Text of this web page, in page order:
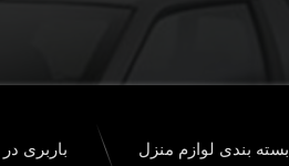
باربری بسته بندی لوازم منزل